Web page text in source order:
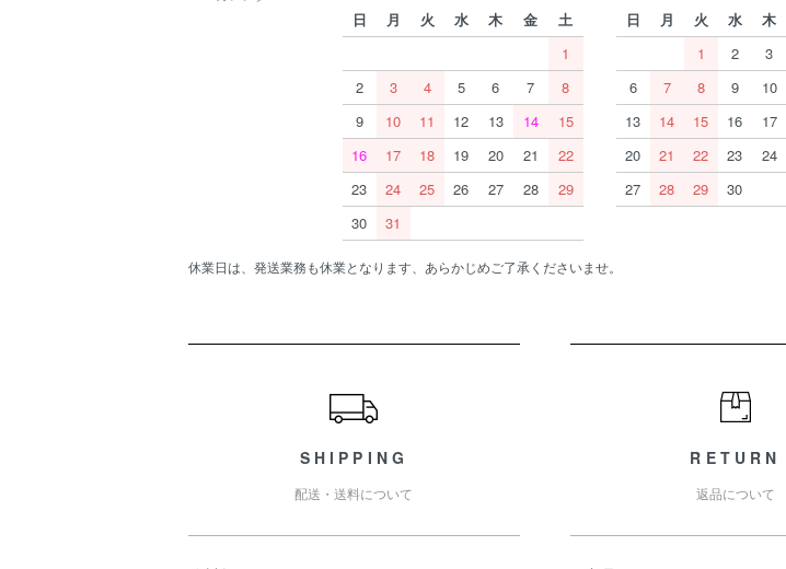
日 月 火 水 木 金
土
1
2
3 4 5 6 7
8
9
10 11 12 13 14
15
16
17 18 19 20 21
22
23
24 25 26 27 28
29
30
31
日 月 火 水 木
1
2 3
6
7 8 9 10
13
14 15 16 17
20
21 22 23 24
27
28 29 30
休業日は、発送業務も休業となります、あらかじめご了承くださいませ。
SHIPPING
配送・送料について
RETURN
返品について